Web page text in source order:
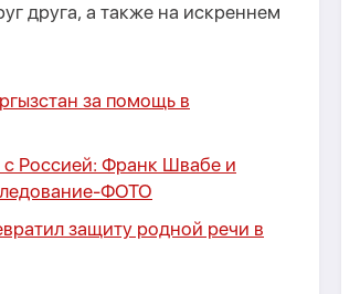
друга, а также на искреннем
за помощь в
с Россией: Франк Швабе и
-ФОТО
защиту родной речи в